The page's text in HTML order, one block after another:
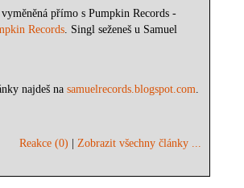
přímo s Pumpkin Records -
Records. Singl seženeš u Samuel
najdeš nasamuelrecords.blogspot.com.
Reakce (0) |Zobrazit všechny články ...